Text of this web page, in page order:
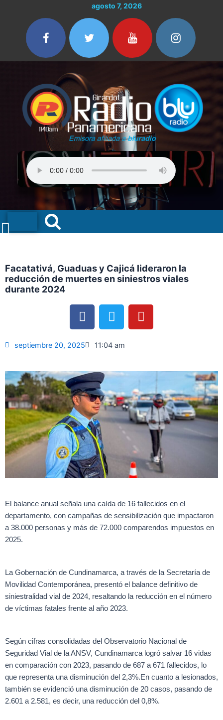
contenido
agosto 7, 2026
Menu
Facatativá, Guaduas y Cajicá lideraron la
reducción de muertes en siniestros viales
durante 2024
F
a
c
e
o
k
T
w
i
t
r
Y
o
u
septiembre 20, 2025 11:04 am
El balance anual señala una caída de 16 fallecidos en el
departamento, con campañas de sensibilización que impactaron
a 38.000 personas y más de 72.000 comparendos impuestos en
2025.
La Gobernación de Cundinamarca, a través de la Secretaría de
Movilidad Contemporánea, presentó el balance definitivo de
siniestralidad vial de 2024, resaltando la reducción en el número
de víctimas fatales frente al año 2023.
Según cifras consolidadas del Observatorio Nacional de
Seguridad Vial de la ANSV, Cundinamarca logró salvar 16 vidas
en comparación con 2023, pasando de 687 a 671 fallecidos, lo
que representa una disminución del 2,3%.En cuanto a lesionados,
también se evidenció una disminución de 20 casos, pasando de
2.601 a 2.581, es decir, una reducción del 0,8%.